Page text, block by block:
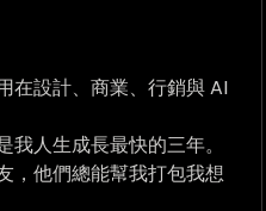
在設計、商業、行銷與 AI
人生成長最快的三年。
，他們總能幫我打包我想